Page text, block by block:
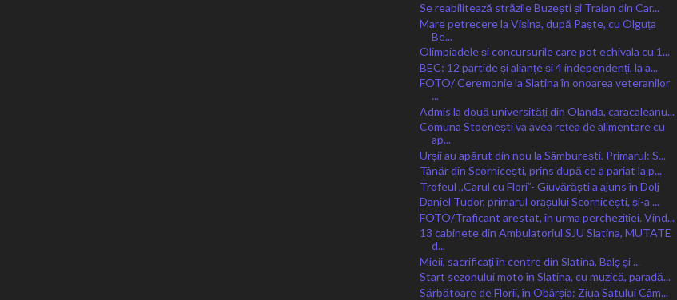
Se reabilitează străzile Buzești și Traian din Car...
Mare petrecere la Vișina, după Paște, cu Olguța
Be...
Olimpiadele și concursurile care pot echivala cu 1...
BEC: 12 partide și alianțe și 4 independenți, la a...
FOTO/ Ceremonie la Slatina în onoarea veteranilor
...
Admis la două universități din Olanda, caracaleanu...
Comuna Stoenești va avea rețea de alimentare cu
ap...
Urșii au apărut din nou la Sâmburești. Primarul: S...
Tânăr din Scornicești, prins după ce a pariat la p...
Trofeul ,,Carul cu Flori”- Giuvărăști a ajuns în Dolj
Daniel Tudor, primarul orașului Scornicești, și-a ...
FOTO/Traficant arestat, în urma percheziției. Vind...
13 cabinete din Ambulatoriul SJU Slatina, MUTATE
d...
Mieii, sacrificați în centre din Slatina, Balș și ...
Start sezonului moto în Slatina, cu muzică, paradă...
Sărbătoare de Florii, în Obârșia: Ziua Satului Câm...